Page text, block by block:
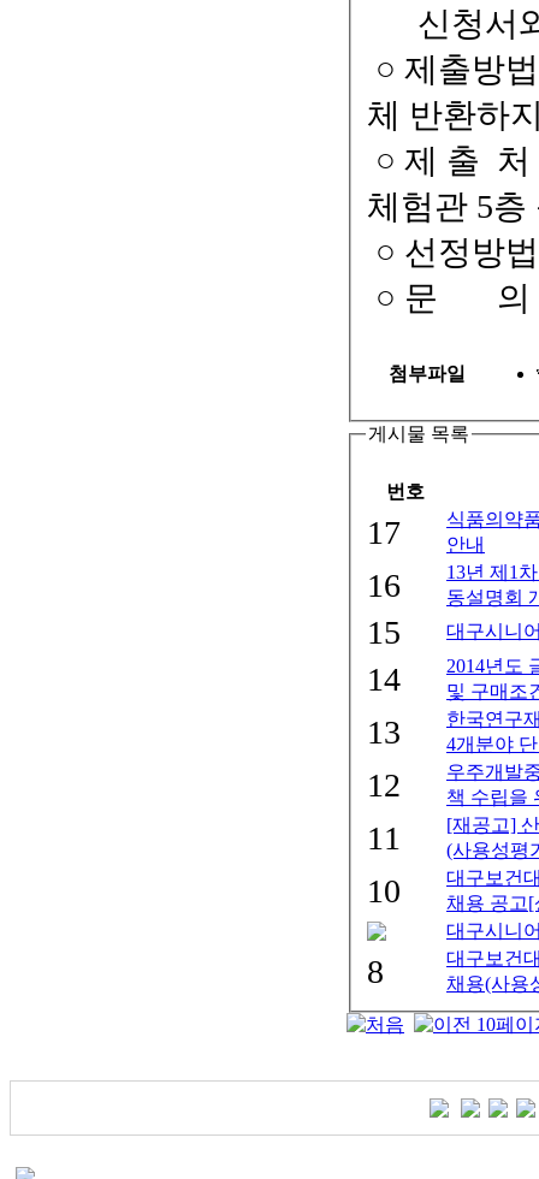
신청서와
○ 제출방
체 반환하
○ 제 출 처
체험관 5층
○ 선정방
○ 문 의 :
첨부파일
게시물 목록
번호
17
식품의약
안내
16
13년 제1
동설명회
15 대구시니
14
2014년도
및 구매조
13
한국연구
4개분야
12
우주개발
책 수립을
11
[재공고]
(사용성평
10
대구보건
채용 공고[
대구시니
8
대구보건
채용(사용